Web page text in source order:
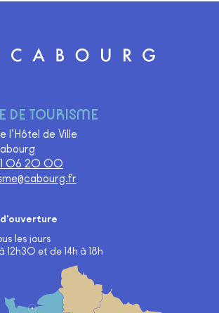
Logo Site officiel de Cabourg
DE TOURISME
l’Hôtel de Ville
06 20 00
les jours
12h30 et de 14h à 18h